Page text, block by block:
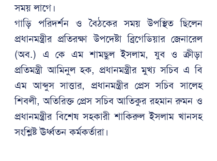
সময় লাগে।
গাড়ি পরিদর্শন ও বৈঠকের সময় উপস্থিত ছিলেন
প্রধানমন্ত্রীর প্রতিরক্ষা উপদেষ্টা ব্রিগেডিয়ার জেনারেল
(অব.) এ কে এম শামছুল ইসলাম, যুব ও ক্রীড়া
প্রতিমন্ত্রী আমিনুল হক, প্রধানমন্ত্রীর মুখ্য সচিব এ বি
এম আব্দুস সাত্তার, প্রধানমন্ত্রীর প্রেস সচিব সালেহ
শিবলী, অতিরিক্ত প্রেস সচিব আতিকুর রহমান রুমন ও
প্রধানমন্ত্রীর বিশেষ সহকারী শাকিরুল ইসলাম খানসহ
সংশ্লিষ্ট ঊর্ধ্বতন কর্মকর্তারা।